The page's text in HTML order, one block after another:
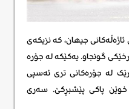
جیهان، کە نزیکەی
گونجاو. یەکێکە لە جۆرە
لە جۆرەکانی تری ئەسپی
خوێن پاکی پێشبڕکێ. سەری